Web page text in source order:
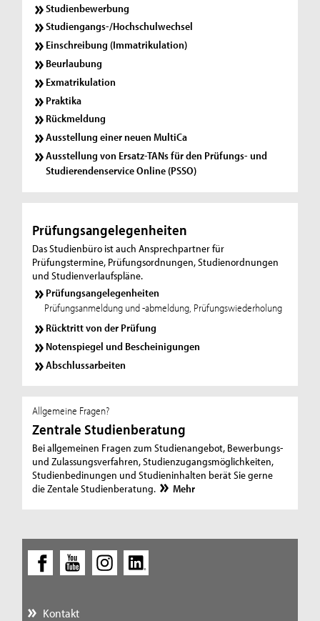
Studienbewerbung
Studiengangs-/Hochschulwechsel
Einschreibung (Immatrikulation)
Beurlaubung
Exmatrikulation
Praktika
Rückmeldung
Ausstellung einer neuen MultiCa
Ausstellung von Ersatz-TANs für den Prüfungs- und
Studierendenservice Online (PSSO)
Prüfungsangelegenheiten
Das Studienbüro ist auch Ansprechpartner für
Prüfungstermine, Prüfungsordnungen, Studienordnungen
und Studienverlaufspläne.
Prüfungsangelegenheiten
Prüfungsanmeldung und -abmeldung, Prüfungswiederholung
Rücktritt von der Prüfung
Notenspiegel und Bescheinigungen
Abschlussarbeiten
Allgemeine Fragen?
Zentrale Studienberatung
Bei allgemeinen Fragen zum Studienangebot, Bewerbungs-
und Zulassungsverfahren, Studienzugangsmöglichkeiten,
Studienbedinungen und Studieninhalten berät Sie gerne
die Zentale Studienberatung.
Mehr
Kontakt